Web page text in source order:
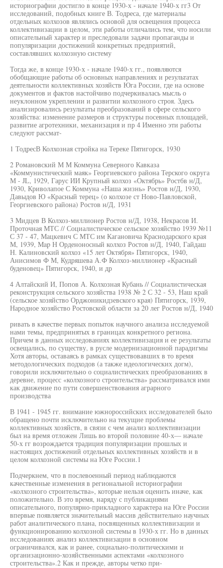
историографии достигло в конце 1930-х - начале 1940-х гг3 От
исследований, подобных книге В. Тодреса, где материалы
отдельных колхозов являлись основой для освещения процесса
коллективизации в целом, эти работы отличались тем, что носили
описательный характер и преследовали задачи пропаганды и
популяризации достижений конкретных предприятий,
составлявших колхозную систему
Тогда же, в конце 1930-х - начале 1940-х гг., появляются
обобщающие работы об основных направлениях и результатах
деятельности коллективных хозяйств Юга России, где на основе
документов и фактов настойчиво подчеркивалась мысль о
неуклонном укреплении и развитии колхозного строя. Здесь
анализировались результаты преобразований в сфере сельского
хозяйства: изменение размеров и структуры посевных площадей,
развитие агротехники, механизация и пр 4 Именно эти работы
следуют рассмат-
1 ТодресВ Колхозная стройка на Тереке Пятигорск, 1930
2 Романовский М М Коммуна Северного Кавказа
«Коммунистический маяк» Георгиевского района Терского округа
М - JL, 1929, Гарус ИИ Крупный колхоз «Октябрь» Ростбв н/Д,
1930, Криволапое С Коммуна «Наша жизнь» Ростов н/Д, 1930,
Давыдов Ю «Красный терец» (о колхозе ст Ново-Павловской,
Георгиевского района) Ростов н/Д, 1931
3 Мидцев В Колхоз-миллионер Ростов н/Д, 1938, Некрасов И.
Проточная МТС // Социалистическое сельское хозяйство 1939 №11
С 37 - 47, Мацкевич С МТС им Кагановича Краснодарского края
М, 1939, Map Н Орденоносный колхоз Ростов н/Д, 1940, Гайдаш
Н. Калиновский колхоз «15 лет Октября» Пятигорск, 1940,
Анисимов Ф М, Кудряшева А.Ф Колхоз-миллионер «Красный
буденовец» Пятигорск, 1940, и др
4 Алтайский И, Попов А. Колхозная Кубань // Социалистическая
реконструкция сельского хозяйства 1938 № 2 С 32 - 53, Наш край
(сельское хозяйство Орджоникидзевского края) Пятигорск, 1939,
Народное хозяйство Ростовской области за 20 лег Ростов н/Д, 1940
ривать в качестве первых попыток научного анализа исследуемой
нами темы, предпринятых в границах конкретного региона.
Причем в данных исследованиях коллективизация и ее результаты
освещались, по существу, в русле модернизационной парадигмы
Хотя авторы, оставаясь в рамках существовавших в то время
методологических подходов (а также идеологических догм),
говорили исключительно о социалистических преобразованиях в
деревне, процесс «колхозного строительства» рассматривался ими
как движение по пути совершенствования аграрного
производства
В 1941 - 1945 гг. внимание южнороссийских исследователей было
обращено почти исключительно на текущие проблемы
коллективных хозяйств, в связи с чем анализ коллективизации
был на время отложен Лишь во второй половине 40-х— начале
50-х гг возрождается традиция популяризации прошлых и
настоящих достижений отдельных коллективных хозяйств и в
целом колхозной системы на Юге России.1
Подчеркнем, что в послевоенный период наблюдаются
качественные изменения в региональной историографии
«колхозного строительства», которые нельзя оценить иначе, как
положительно. В это время, наряду с публикациями
описательного, популярно-прикладного характера на Юге России
впервые появляется значительный массив действительно научных
работ аналитического плана, посвященных коллективизации и
функционированию колхозной системы в 1930-х гг. Но в данных
исследованиях анализ коллективизации в основном
ограничивался, как и ранее, социально-политическими и
организационно-хозяйственными аспектами «колхозного
строительства».2 Как и прежде, авторы четко при-